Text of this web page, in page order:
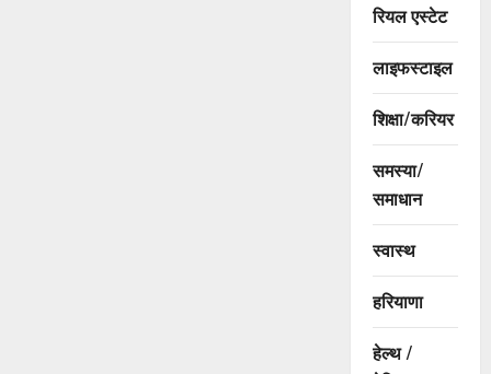
रियल एस्टेट
लाइफस्टाइल
शिक्षा/करियर
समस्या/
समाधान
स्वास्थ
हरियाणा
हेल्थ /